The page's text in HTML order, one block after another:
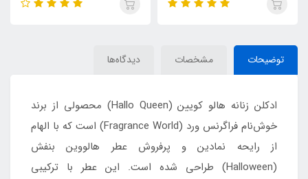
توضیحات مشخصات دیدگاه‌ها
ادکلن زنانه هالو کویین (Hallo Queen) محصولی از برند
خوش‌نام فراگرنس ورد (Fragrance World) است که با الهام
از رایحه نمادین و پرفروش عطر هالووین بنفش
(Halloween) طراحی شده است. این عطر با ترکیبی